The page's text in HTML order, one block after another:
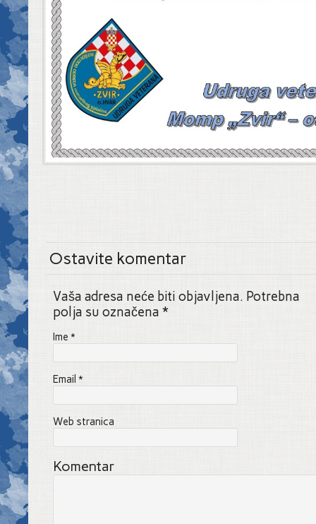
Ostavite komentar
Vaša adresa neće biti objavljena. Potrebna
polja su označena *
Ime *
Email *
Web stranica
Komentar